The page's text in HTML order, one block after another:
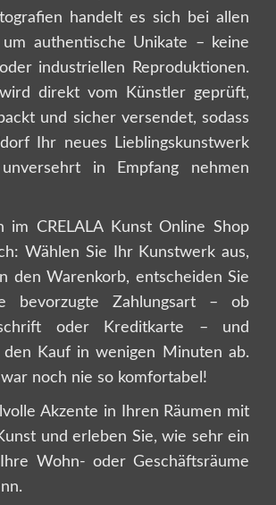
handelt es sich bei allen
um authentische Unikate – keine
industriellen Reproduktionen.
direkt vom Künstler geprüft,
und sicher versendet, sodass
Ihr neues Lieblingskunstwerk
in Empfang nehmen
im CRELALA Kunst Online Shop
Wählen Sie Ihr Kunstwerk aus,
den Warenkorb, entscheiden Sie
bevorzugte Zahlungsart – ob
oder Kreditkarte – und
den Kauf in wenigen Minuten ab.
noch nie so komfortabel!
Akzente in Ihren Räumen mit
und erleben Sie, wie sehr ein
Wohn- oder Geschäftsräume